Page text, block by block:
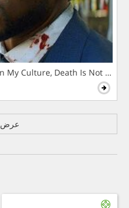
My Culture, Death Is Not The
عرض